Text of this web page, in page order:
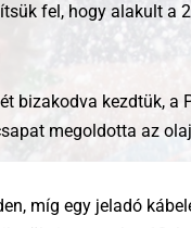
fel, hogy alakult a
bizakodva kezdtük, a
megoldotta az
míg egy jeladó